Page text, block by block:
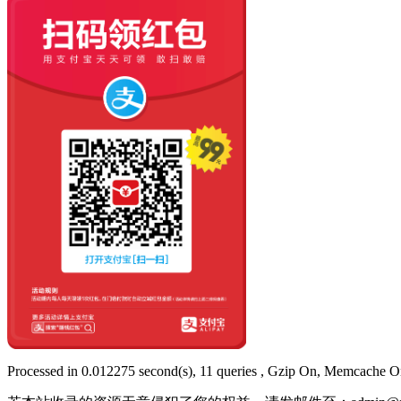
Processed in 0.012275 second(s), 11 queries , Gzip On, Memcache